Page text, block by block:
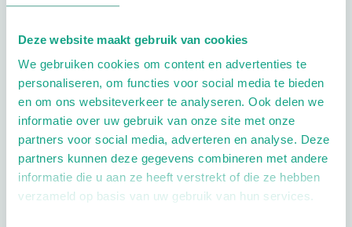
Deze website maakt gebruik van cookies
We gebruiken cookies om content en advertenties te
personaliseren, om functies voor social media te bieden
en om ons websiteverkeer te analyseren. Ook delen we
informatie over uw gebruik van onze site met onze
partners voor social media, adverteren en analyse. Deze
partners kunnen deze gegevens combineren met andere
informatie die u aan ze heeft verstrekt of die ze hebben
verzameld op basis van uw gebruik van hun services.
Schrijf ook een review
Openingstijden